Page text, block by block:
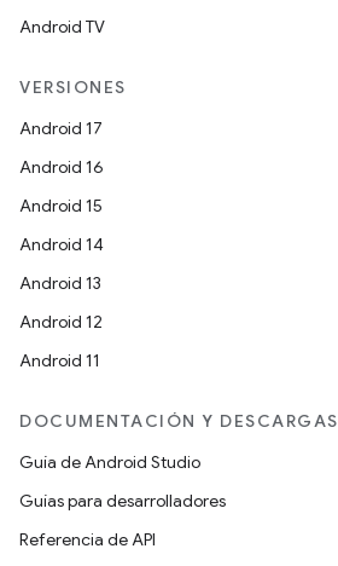
Android TV
VERSIONES
Android 17
Android 16
Android 15
Android 14
Android 13
Android 12
Android 11
DOCUMENTACIÓN Y DESCARGAS
Guía de Android Studio
Guías para desarrolladores
Referencia de API